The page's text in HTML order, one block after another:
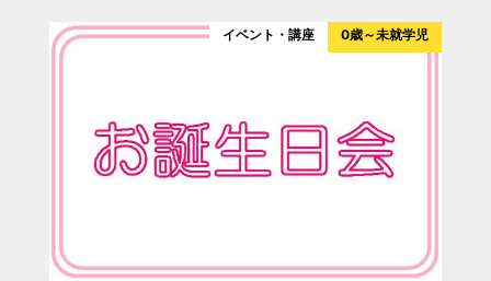
イベント・講座 0歳～未就学児